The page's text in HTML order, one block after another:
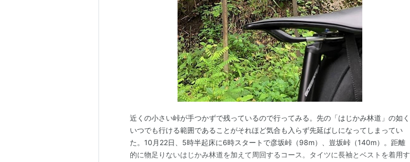
近くの小さい峠が手つかずで残っているので行ってみる。先の「はじかみ林道」の如く
いつでも行ける範囲であることがそれほど気合も入らず先延ばしになってしまってい
た。10月22日、5時半起床に6時スタートで彦坂峠（98m）、豈坂峠（140m）。距離
的に物足りないはじかみ林道を加えて周回するコース。タイツに長袖とベストを着用す